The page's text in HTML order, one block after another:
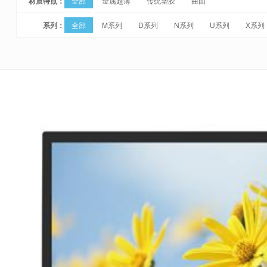
系列： 全部 M系列 D系列 N系列 U系列 X系列